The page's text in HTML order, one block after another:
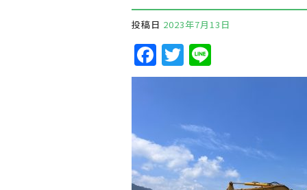
投稿日 2023年7月13日
F
a
b
o
T
w
te
r
n